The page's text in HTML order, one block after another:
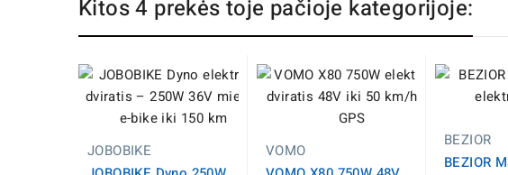
Kitos 4 prekės toje pačioje kategorijoje:
JOBOBIKE
VOMO
BEZIOR
BEZIOR